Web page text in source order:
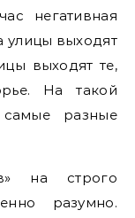
негативная
улицы выходят
выходят те,
На такой
самые разные
на строго
разумно.